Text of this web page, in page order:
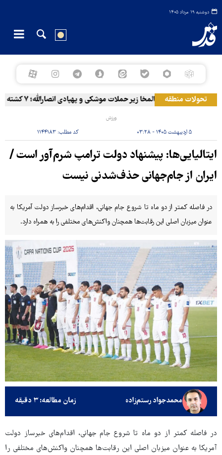
دوشنبه ۱۹ مرداد ۱۴۰۵
تحولات منطقه المخا زیر حملات موشکی و پهپادی انصارالله؛ ۷ کشته و ۳۰ زخمی
ورزش
۵ اردیبهشت ۱۴۰۵ - ۰۳:۲۸ کد مطلب: ۱۱۴۴۱۸۳
ایتالیایی‌ها: پیشنهاد دولت ترامپ شرم‌آور است /
ایران از جام‌جهانی حذف‌شدنی نیست
در فاصله کمتر از دو ماه تا شروع جام جهانی، اقدام‌های خبرساز دولت آمریکا به
عنوان میزبان اصلی این رقابت‌ها همچنان واکنش‌های مختلفی را به همراه دارد.
محمدجواد رستم‌زاده زمان مطالعه: ۳ دقیقه
در فاصله کمتر از دو ماه تا شروع جام جهانی، اقدام‌های خبرساز دولت
آمریکا به عنوان میزبان اصلی این رقابت‌ها همچنان واکنش‌های مختلفی را